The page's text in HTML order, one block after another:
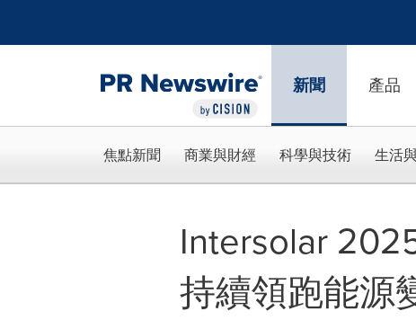
新聞 產品
焦點新聞 商業與財經 科學與技術 生活
Intersolar
持續領跑能源